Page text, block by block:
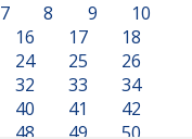
7 8 9
10
16 17
18
24 25
26
32 33
34
40 41
42
48 49 50